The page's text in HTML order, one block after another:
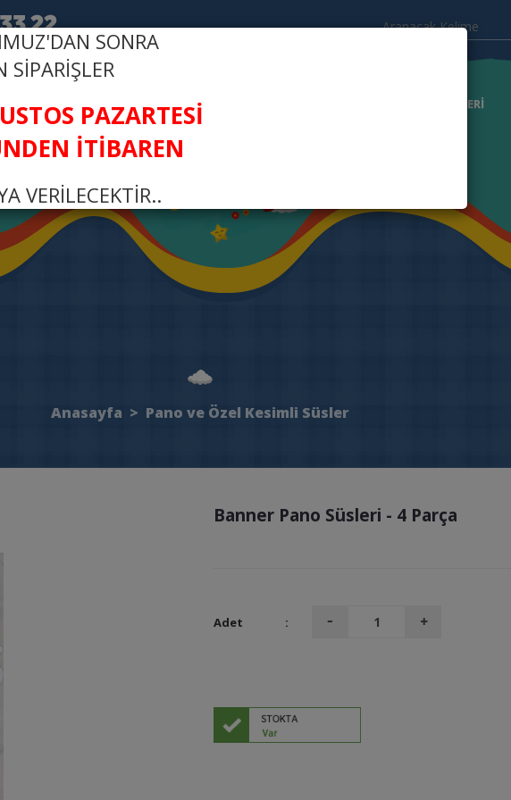
FIRSAT ÜRÜNLERİ
Anasayfa > Pano ve Özel Kesimli Süsler
Banner Pano Süsleri - 4 Parça
Adet :
SONRA
SİPARİŞLER
PAZARTESİ
İTİBAREN
VERİLECEKTİR..